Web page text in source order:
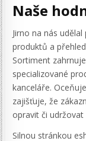
Naše
Jirno na nás
produktů a
Sortiment
specializované
kanceláře.
zajišťuje, že
opravit či
Silnou stránkou